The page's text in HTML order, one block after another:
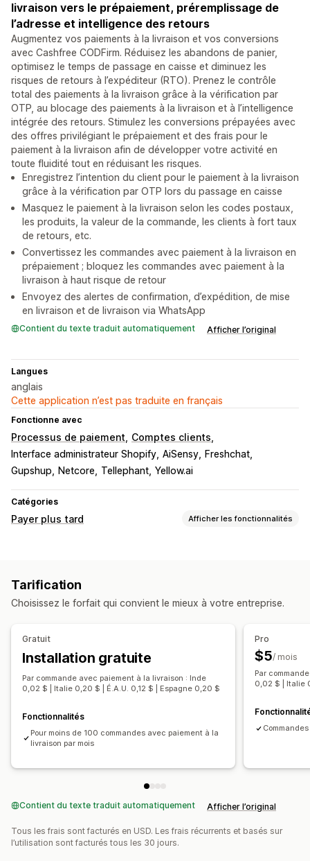
livraison vers le prépaiement, préremplissage de
l’adresse et intelligence des retours
Augmentez vos paiements à la livraison et vos conversions
avec Cashfree CODFirm. Réduisez les abandons de panier,
optimisez le temps de passage en caisse et diminuez les
risques de retours à l’expéditeur (RTO). Prenez le contrôle
total des paiements à la livraison grâce à la vérification par
OTP, au blocage des paiements à la livraison et à l’intelligence
intégrée des retours. Stimulez les conversions prépayées avec
des offres privilégiant le prépaiement et des frais pour le
paiement à la livraison afin de développer votre activité en
toute fluidité tout en réduisant les risques.
Enregistrez l’intention du client pour le paiement à la livraison
grâce à la vérification par OTP lors du passage en caisse
Masquez le paiement à la livraison selon les codes postaux,
les produits, la valeur de la commande, les clients à fort taux
de retours, etc.
Convertissez les commandes avec paiement à la livraison en
prépaiement ; bloquez les commandes avec paiement à la
livraison à haut risque de retour
Envoyez des alertes de confirmation, d’expédition, de mise
en livraison et de livraison via WhatsApp
Contient du texte traduit automatiquement Afficher l’original
Langues
anglais
Cette application n’est pas traduite en français
Fonctionne avec
Processus de paiement Comptes clients
Interface administrateur Shopify AiSensy
Freshchat
Gupshup
Netcore Tellephant Yellow.ai
Catégories
Payer plus tard Afficher les fonctionnalités
Masquer le mode de paiement
Renommer les modes de paiement
Mot de passe à usage unique (OTP)
Confirmation par téléphone Confirmation par SMS
Personnalisation du formulaire
Champs personnalisés
Conversion et vente incitative
Réductions Commande en un clic Récupération de panier
Tarification
Choisissez le forfait qui convient le mieux à votre entreprise.
Gratuit
Installation gratuite
Par commande avec paiement à la livraison : Inde
0,02 $ | Italie 0,20 $ | É.A.U. 0,12 $ | Espagne 0,20 $
Fonctionnalités
Pour moins de 100 commandes avec paiement à la
livraison par mois
Pro
$5/ mois
Par
0,02 $ | Italie
Contient du texte traduit automatiquement Afficher l’original
Tous les frais sont facturés en USD. Les frais récurrents et basés sur
l’utilisation sont facturés tous les 30 jours.